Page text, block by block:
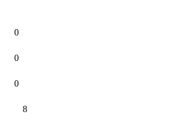
0
0
0
8